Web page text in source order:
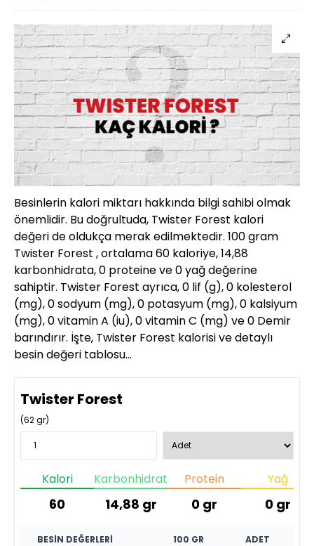
Besinlerin kalori miktarı hakkında bilgi sahibi olmak
önemlidir. Bu doğrultuda, Twister Forest kalori
değeri de oldukça merak edilmektedir. 100 gram
Twister Forest , ortalama 60 kaloriye, 14,88
karbonhidrata, 0 proteine ve 0 yağ değerine
sahiptir. Twister Forest ayrıca, 0 lif (g), 0 kolesterol
(mg), 0 sodyum (mg), 0 potasyum (mg), 0 kalsiyum
(mg), 0 vitamin A (iu), 0 vitamin C (mg) ve 0 Demir
barındırır. İşte, Twister Forest kalorisi ve detaylı
besin değeri tablosu…
Twister Forest
(62gr)
Kalori
60
Karbonhidrat
14,88 gr
Protein
0 gr
Yağ
0 gr
BESIN DEĞERLERI 100 GR ADET